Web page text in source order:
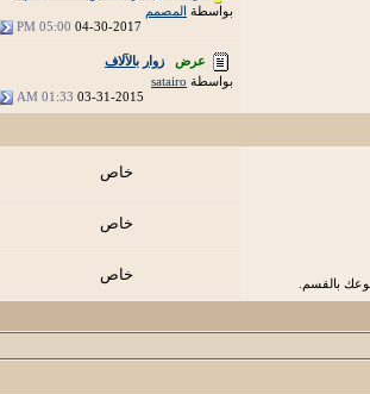
بواسطة المصمم
04-30-2017
05:00 PM
عرض
زوار بالآلاف
بواسطة satairo
03-31-2015
01:33 AM
خاص
خاص
بالقسم. خاص